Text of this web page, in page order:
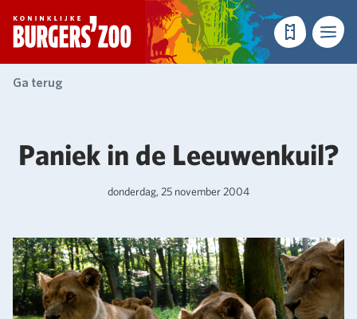
- Homepagina
TicketsMenu
Ga terug
Paniek in de Leeuwenkuil?
donderdag, 25 november 2004